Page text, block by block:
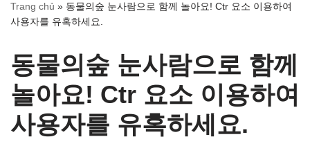
Trang chủ » 동물의숲 눈사람으로 함께 놀아요! Ctr 요소 이용하여
사용자를 유혹하세요.
동물의숲 눈사람으로 함께
놀아요! Ctr 요소 이용하여
사용자를 유혹하세요.